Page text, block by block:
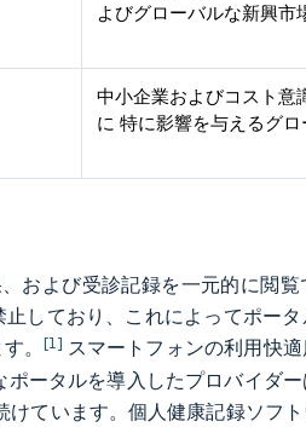
よびグローバルな新興市
中小企業およびコスト意
に 特に影響を与えるグ
および受診記録を一元的に閲覧
しており、これによってポー
す。[1] スマートフォンの利用快
ータルを導入したプロバイダ
ています。個人健康記録ソフ